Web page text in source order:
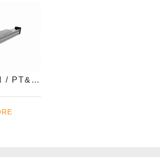
UNIMOTION / PT&C 丝杠模组